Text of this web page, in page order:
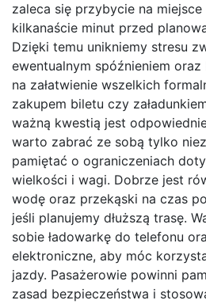
zaleca się przybycie na
kilkanaście minut przed
Dzięki temu unikniemy stresu
ewentualnym spóźnieniem
na załatwienie wszelkich
zakupem biletu czy
ważną kwestią jest
warto zabrać ze sobą tylko
pamiętać o ograniczeniach
wielkości i wagi. Dobrze jest
wodę oraz przekąski na czas
jeśli planujemy dłuższą trasę.
sobie ładowarkę do telefonu
elektroniczne, aby móc
jazdy. Pasażerowie powinni
zasad bezpieczeństwa i